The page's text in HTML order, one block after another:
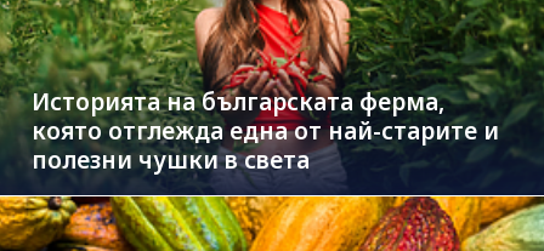
Историята на българската ферма,
която отглежда една от най-старите и
полезни чушки в света